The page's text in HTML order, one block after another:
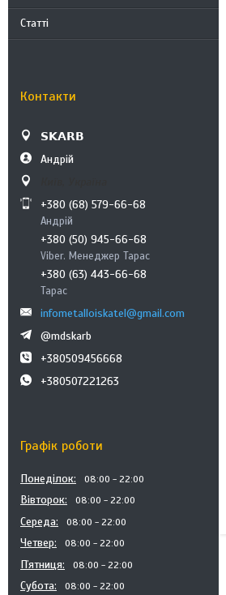
Статті
Контакти
𝗦𝗞𝗔𝗥𝗕
Андрій
+380 (68) 579-66-68
Андрій
+380 (50) 945-66-68
Viber. Менеджер Тарас
+380 (63) 443-66-68
Тарас
infometalloiskatel@gmail.com
@mdskarb
+380509456668
+380507221263
Графік роботи
Понеділок 08:00 22:00
Вівторок 08:00 22:00
Середа 08:00 22:00
Четвер 08:00 22:00
Пʼятниця 08:00 22:00
Субота 08:00 22:00